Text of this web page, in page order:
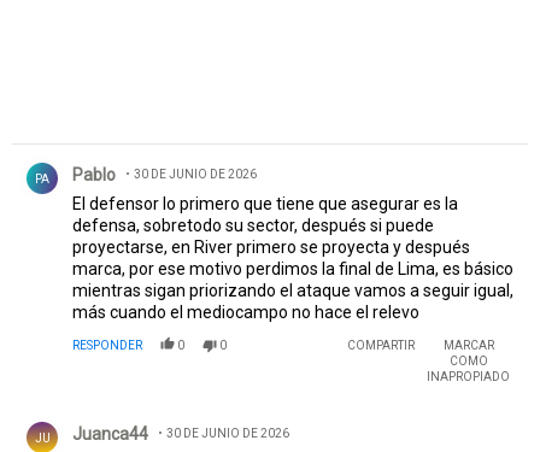
PA Pablo 30 DE JUNIO DE 2026
El defensor lo primero que tiene que asegurar es la
defensa, sobretodo su sector, después si puede
proyectarse, en River primero se proyecta y después
marca, por ese motivo perdimos la final de Lima, es básico
mientras sigan priorizando el ataque vamos a seguir igual,
más cuando el mediocampo no hace el relevo
RESPONDER 0 0 COMPARTIR
MARCAR
COMO
INAPROPIADO
JU Juanca44 30 DE JUNIO DE 2026